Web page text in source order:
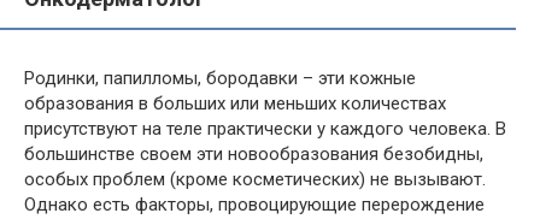
Родинки, папилломы, бородавки – эти кожные
образования в больших или меньших количествах
присутствуют на теле практически у каждого человека. В
большинстве своем эти новообразования безобидны,
особых проблем (кроме косметических) не вызывают.
Однако есть факторы, провоцирующие перерождение